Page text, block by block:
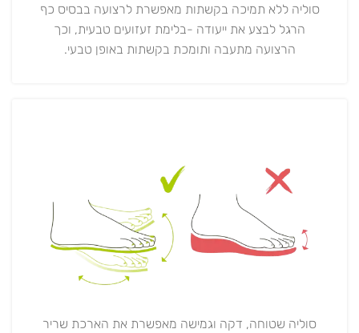
סוליה ללא תמיכה בקשתות מאפשרת לרצועה בבסיס כף
הרגל לבצע את ייעודה -בלימת זעזועים טבעית, וכך
הרצועה מתעבה ותומכת בקשתות באופן טבעי.
סוליה שטוחה, דקה וגמישה מאפשרת את הארכת שריר